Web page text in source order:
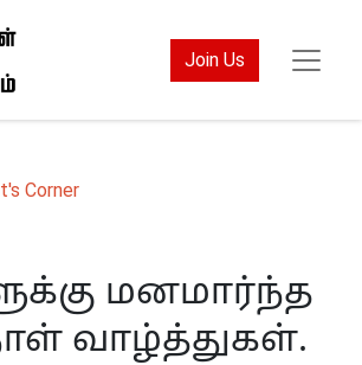
Join Us
Corner
மனமார்ந்த
வாழ்த்துகள்.